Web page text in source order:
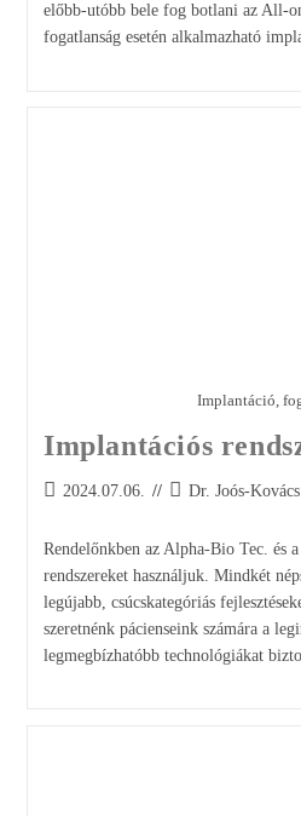
előbb-utóbb bele fog botlani az All-
fogatlanság esetén alkalmazható
Implantáció,
Implantációs
2024.07.06. Dr. Joós-
Rendelőnkben az Alpha-Bio Tec. és
rendszereket használjuk. Mindkét
legújabb, csúcskategóriás
szeretnénk pácienseink számára a
legmegbízhatóbb technológiákat